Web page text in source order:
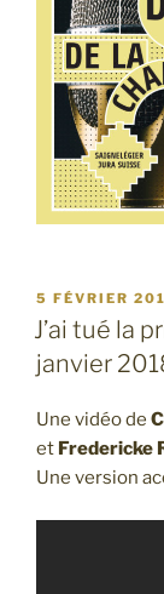
PUBLIÉ
LE
5 FÉVRIER
J’ai tué la
janvier
Une vidéo de
et Fredericke
Une version